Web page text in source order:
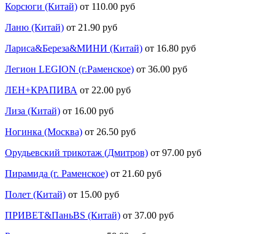
Корсюги (Китай) от 110.00 руб
Ланю (Китай) от 21.90 руб
Лариса&Береза&МИНИ (Китай) от 16.80 руб
Легион LEGION (г.Раменское) от 36.00 руб
ЛЕН+КРАПИВА от 22.00 руб
Лиза (Китай) от 16.00 руб
Ногинка (Москва) от 26.50 руб
Орудьевский трикотаж (Дмитров) от 97.00 руб
Пирамида (г. Раменское) от 21.60 руб
Полет (Китай) от 15.00 руб
ПРИВЕТ&ПаньBS (Китай) от 37.00 руб